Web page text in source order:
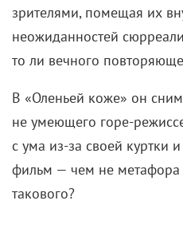
зрителями, помещая их
неожиданностей
то ли вечного
В «Оленьей коже» он
не умеющего горе-
с ума из-за своей куртки
фильм — чем не метафора
такового?